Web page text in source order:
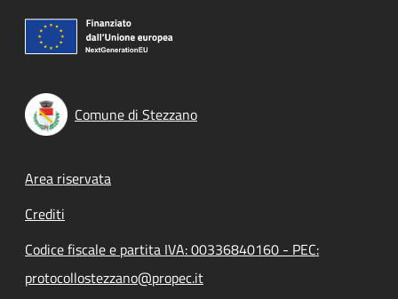
Comune di Stezzano
Footer menu
Area riservata
Crediti
Codice fiscale e partita IVA: 00336840160 - PEC:
protocollostezzano@propec.it